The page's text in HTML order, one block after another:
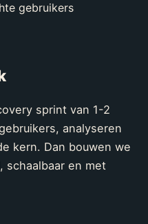
gebruikers
sprint van 1-2
analyseren
kern. Dan bouwen we
schaalbaar en met